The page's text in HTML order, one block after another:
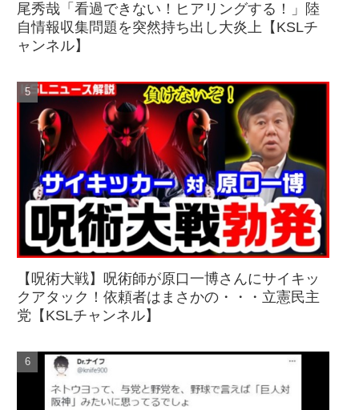
尾秀哉「看過できない！ヒアリングする！」陸
自情報収集問題を突然持ち出し大炎上【KSLチ
ャンネル】
【呪術大戦】呪術師が原口一博さんにサイキッ
クアタック！依頼者はまさかの・・・立憲民主
党【KSLチャンネル】